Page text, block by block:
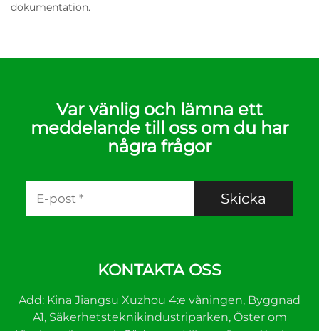
dokumentation.
Var vänlig och lämna ett
meddelande till oss om du har
några frågor
Skicka
KONTAKTA OSS
Add: Kina Jiangsu Xuzhou 4:e våningen, Byggnad
A1, Säkerhetsteknikindustriparken, Öster om